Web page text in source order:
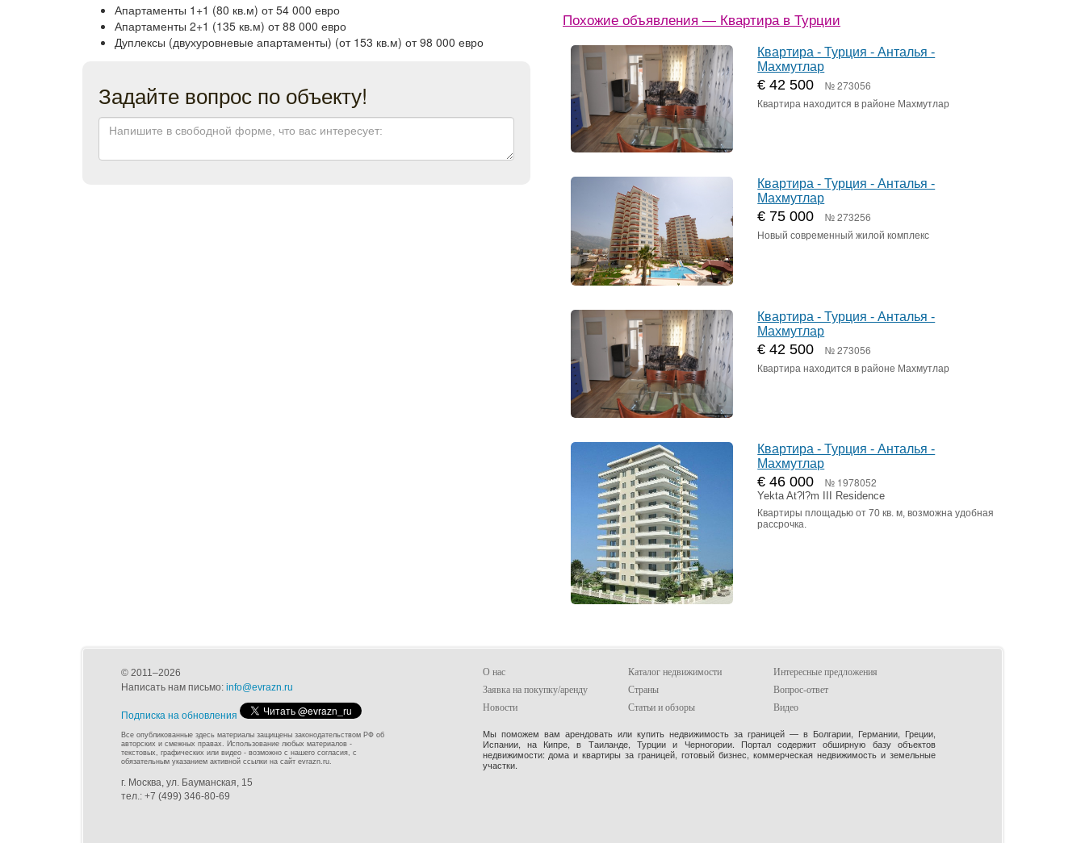
Апартаменты 1+1 (80 кв.м) от 54 000 евро
Апартаменты 2+1 (135 кв.м) от 88 000 евро
Дуплексы (двухуровневые апартаменты) (от 153 кв.м) от 98 000 евро
Задайте вопрос по объекту!
Похожие объявления — Квартира в Турции
Квартира - Турция - Анталья -
Махмутлар
€ 42 500 № 273056
Квартира находится в районе Махмутлар
Квартира - Турция - Анталья -
Махмутлар
€ 75 000 № 273256
Новый современный жилой комплекс
Квартира - Турция - Анталья -
Махмутлар
€ 42 500 № 273056
Квартира находится в районе Махмутлар
Квартира - Турция - Анталья -
Махмутлар
€ 46 000 № 1978052
Yekta At?l?m III Residence
Квартиры площадью от 70 кв. м, возможна удобная
рассрочка.
© 2011–2026
Написать нам письмо: info@evrazn.ru
Подписка на обновления
Все опубликованные здесь материалы защищены законодательством РФ об
авторских и смежных правах. Использование любых материалов -
текстовых, графических или видео - возможно с нашего согласия, с
обязательным указанием активной ссылки на сайт evrazn.ru.
г. Москва, ул. Бауманская, 15
тел.: +7 (499) 346-80-69
О нас Каталог недвижимости
Интересные предложения
Заявка на покупку/аренду
Страны
Вопрос-ответ
Новости
Статьи и обзоры Видео
Мы поможем вам арендовать или купить недвижимость за границей — в Болгарии, Германии, Греции,
Испании, на Кипре, в Таиланде, Турции и Черногории. Портал содержит обширную базу объектов
недвижимости: дома и квартиры за границей, готовый бизнес, коммерческая недвижимость и земельные
участки.